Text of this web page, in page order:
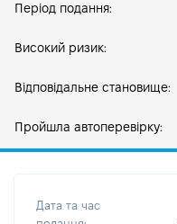
Період подання:
Високий ризик:
Відповідальне становище:
Пройшла автоперевірку:
Дата та час